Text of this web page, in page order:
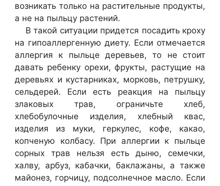
возникать только на растительные продукты,
а не на пыльцу растений.
В такой ситуации придется посадить кроху
на гипоаллергенную диету. Если отмечается
аллергия к пыльце деревьев, то не стоит
давать ребенку орехи, фрукты, растущие на
деревьях и кустарниках, морковь, петрушку,
сельдерей. Если есть реакция на пыльцу
злаковых трав, ограничьте хлеб,
хлебобулочные изделия, хлебный квас,
изделия из муки, геркулес, кофе, какао,
копченую колбасу. При аллергии к пыльце
сорных трав нельзя есть дыню, семечки,
халву, арбуз, кабачки, баклажаны, а также
майонез, горчицу, подсолнечное масло. Если